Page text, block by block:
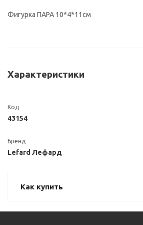
Фигурка ПАРА 10*4*11см
Характеристики
Код
43154
Бренд
Lefard Лефард
Как купить